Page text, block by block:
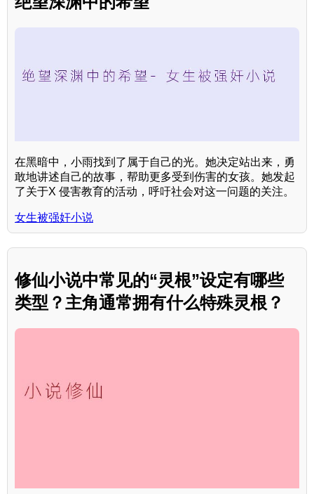
在黑暗中，小雨找到了属于自己的光。她决定站出来，勇
敢地讲述自己的故事，帮助更多受到伤害的女孩。她发起
了关于X 侵害教育的活动，呼吁社会对这一问题的关注。
女生被强奸小说
修仙小说中常见的“灵根”设定有哪些
类型？主角通常拥有什么特殊灵根？